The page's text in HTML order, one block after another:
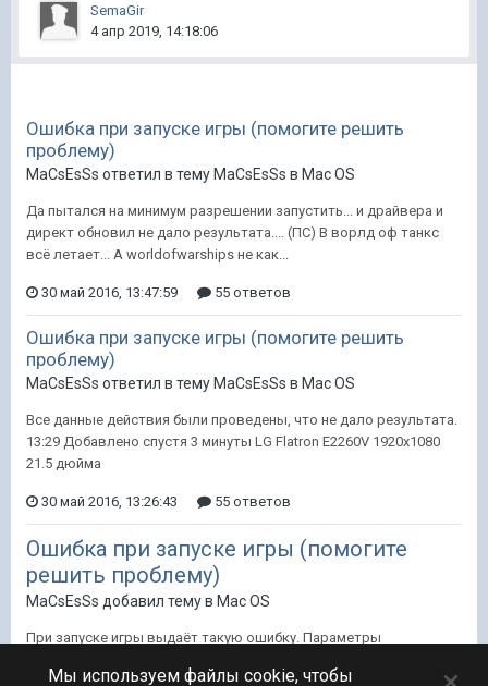
SemaGir
4 апр 2019, 14:18:06
Ошибка при запуске игры (помогите решить
проблему)
MaCsEsSs ответил в тему MaCsEsSs в Mac OS
Да пытался на минимум разрешении запустить... и драйвера и
директ обновил не дало результата.... (ПС) В ворлд оф танкс
всё летает... А worldofwarships не как...
30 май 2016, 13:47:59 55 ответов
Ошибка при запуске игры (помогите решить
проблему)
MaCsEsSs ответил в тему MaCsEsSs в Mac OS
Все данные действия были проведены, что не дало результата.
13:29 Добавлено спустя 3 минуты LG Flatron E2260V 1920х1080
21.5 дюйма
30 май 2016, 13:26:43 55 ответов
Ошибка при запуске игры (помогите
решить проблему)
MaCsEsSs добавил тему в Mac OS
При запуске игры выдаёт такую ошибку. Параметры
память 8 г.б. Процессор Atlon x2 (3гц) Видео GeForce Gt 7600.
Мы используем файлы cookie, чтобы